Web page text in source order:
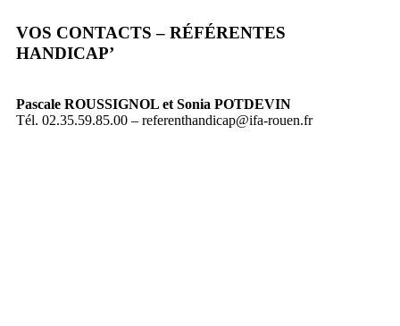
VOS CONTACTS – RÉFÉRENTES
HANDICAP’
Pascale ROUSSIGNOL et Sonia POTDEVIN
Tél. 02.35.59.85.00 – referenthandicap@ifa-rouen.fr